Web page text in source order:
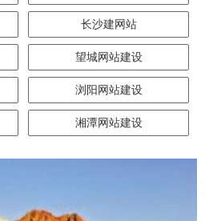
长沙建网站
望城网站建设
浏阳网站建设
湘潭网站建设